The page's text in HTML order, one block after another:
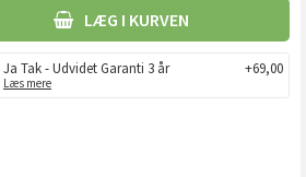
LÆG I KURVEN
Ja Tak - Udvidet Garanti 3 år
Læs mere
+69,00